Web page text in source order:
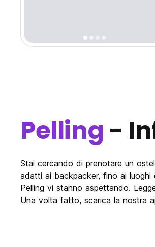
Pelling -
Stai cercando di prenotare un
adatti ai backpacker, fino ai
Pelling vi stanno aspettando.
Una volta fatto, scarica la nostra